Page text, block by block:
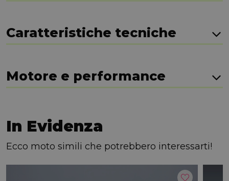
Caratteristiche tecniche
Motore e performance
In Evidenza
Ecco moto simili che potrebbero interessarti!